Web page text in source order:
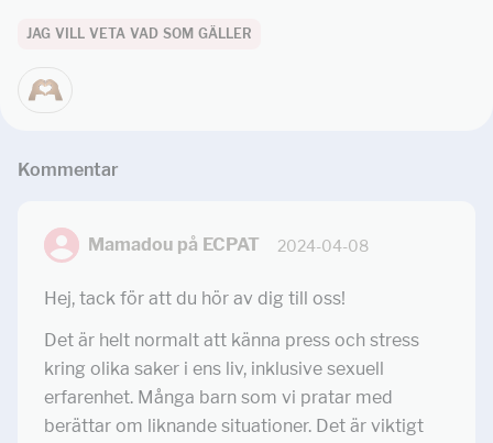
JAG VILL VETA VAD SOM GÄLLER
Kommentar
Mamadou på ECPAT 2024-04-08
Hej, tack för att du hör av dig till oss!
Det är helt normalt att känna press och stress
kring olika saker i ens liv, inklusive sexuell
erfarenhet. Många barn som vi pratar med
berättar om liknande situationer. Det är viktigt